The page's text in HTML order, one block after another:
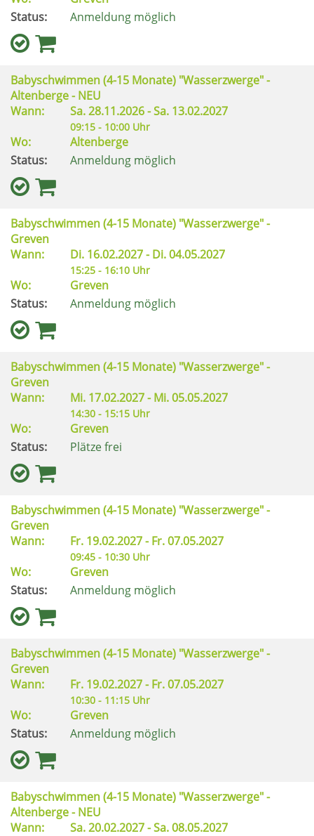
Status:
Anmeldung möglich
Babyschwimmen (4-15 Monate) "Wasserzwerge" -
Altenberge - NEU
Wann:
Sa.28.11.2026 -Sa. 13.02.2027
09:15 - 10:00 Uhr
Wo:
Altenberge
Status:
Anmeldung möglich
Babyschwimmen (4-15 Monate) "Wasserzwerge" -
Greven
Wann:
Di. 16.02.2027 -Di.04.05.2027
15:25 - 16:10 Uhr
Wo:
Greven
Status:
Anmeldung möglich
Babyschwimmen (4-15 Monate) "Wasserzwerge" -
Greven
Wann:
Mi. 17.02.2027 -Mi.05.05.2027
14:30 - 15:15 Uhr
Wo:
Greven
Status:
Plätze frei
Babyschwimmen (4-15 Monate) "Wasserzwerge" -
Greven
Wann:
Fr. 19.02.2027 -Fr.07.05.2027
09:45 - 10:30 Uhr
Wo:
Greven
Status:
Anmeldung möglich
Babyschwimmen (4-15 Monate) "Wasserzwerge" -
Greven
Wann:
Fr. 19.02.2027 -Fr.07.05.2027
10:30 - 11:15 Uhr
Wo:
Greven
Status:
Anmeldung möglich
Babyschwimmen (4-15 Monate) "Wasserzwerge" -
Altenberge - NEU
Wann:
Sa.20.02.2027 -Sa.08.05.2027